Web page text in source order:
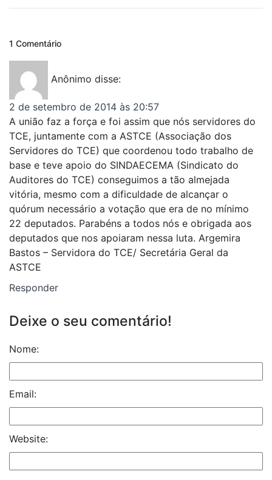
1 Comentário
Anônimo disse:
2 de setembro de 2014 às 20:57
A união faz a força e foi assim que nós servidores do
TCE, juntamente com a ASTCE (Associação dos
Servidores do TCE) que coordenou todo trabalho de
base e teve apoio do SINDAECEMA (Sindicato do
Auditores do TCE) conseguimos a tão almejada
vitória, mesmo com a dificuldade de alcançar o
quórum necessário a votação que era de no mínimo
22 deputados. Parabéns a todos nós e obrigada aos
deputados que nos apoiaram nessa luta. Argemira
Bastos – Servidora do TCE/ Secretária Geral da
ASTCE
Responder
Deixe o seu comentário!
Nome:
Email:
Website: